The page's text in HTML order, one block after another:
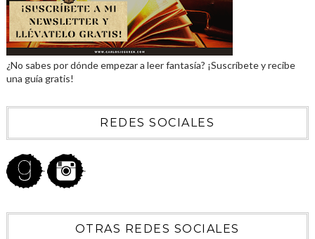
¿No sabes por dónde empezar a leer fantasía? ¡Suscríbete y recibe
una guía gratis!
REDES SOCIALES
OTRAS REDES SOCIALES